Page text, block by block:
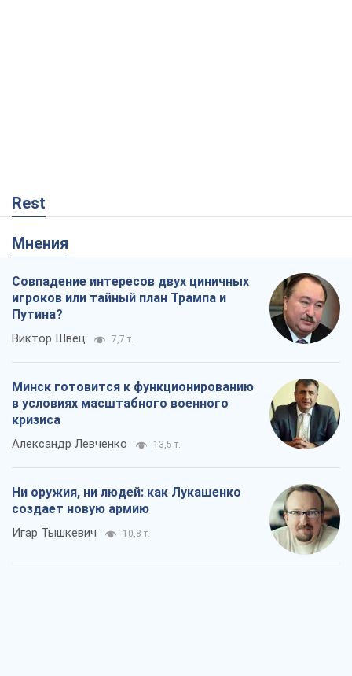
Rest
Мнения
Совпадение интересов двух циничных
игроков или тайный план Трампа и
Путина?
Виктор Швец 7,7 т.
Минск готовится к функционированию
в условиях масштабного военного
кризиса
Александр Левченко 13,5 т.
Ни оружия, ни людей: как Лукашенко
создает новую армию
Игар Тышкевич 10,8 т.